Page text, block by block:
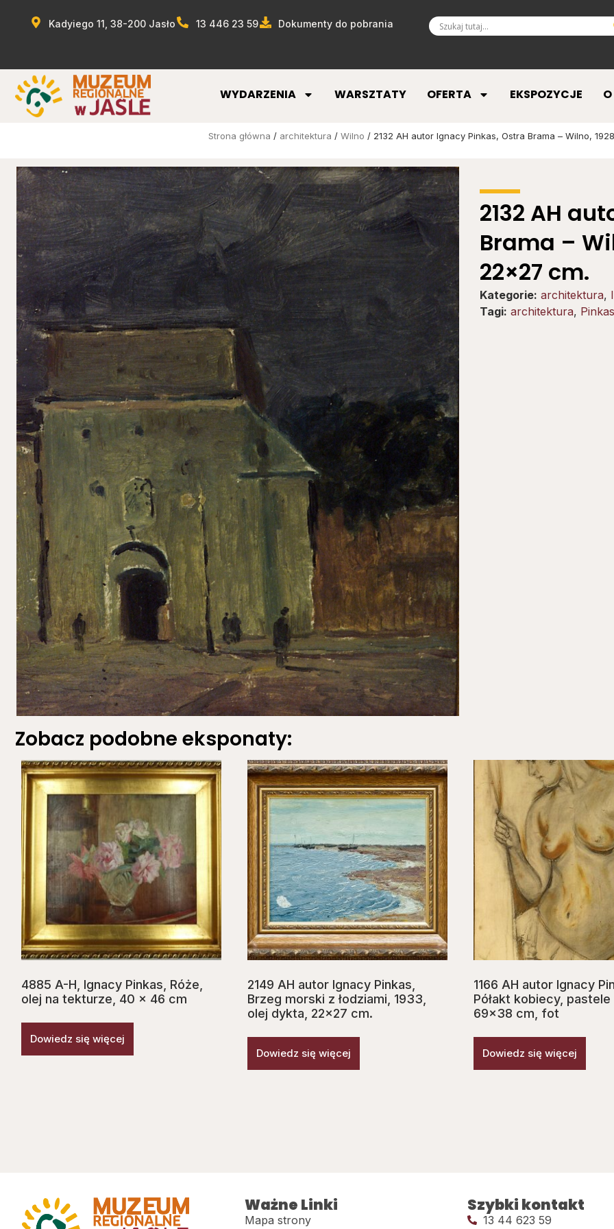
Kadyiego 11, 38-200 Jasło 13 446 23 59 Dokumenty do pobrania
WYDARZENIA WARSZTATY OFERTA EKSPOZYCJE
Strona główna / architektura / Wilno / 2132 AH autor Ignacy Pinkas, Ostra Brama – Wilno,
2132 AH
Brama –
22×27 cm.
Kategorie: architektura,
Tagi: architektura, Pinkas
Zobacz podobne eksponaty:
4885 A-H, Ignacy Pinkas, Róże,
olej na tekturze, 40 x 46 cm
Dowiedz się więcej
2149 AH autor Ignacy Pinkas,
Brzeg morski z łodziami, 1933,
olej dykta, 22×27 cm.
Dowiedz się więcej
1166 AH autor Ignacy
Półakt kobiecy,
69×38 cm, fot
Dowiedz się więcej
Ważne Linki
Mapa strony
Szybki kontakt
13 44 623 59